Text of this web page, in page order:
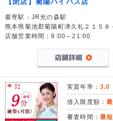
最寄駅：JR光の森駅
熊本県菊池郡菊陽町津久礼２１５
店舗営業時間：9:00～21:00
実質年率： 3.0
借入限度額：
審査時間： 最